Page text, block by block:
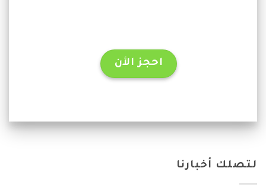
احجز الأن
لتصلك أخبارنا